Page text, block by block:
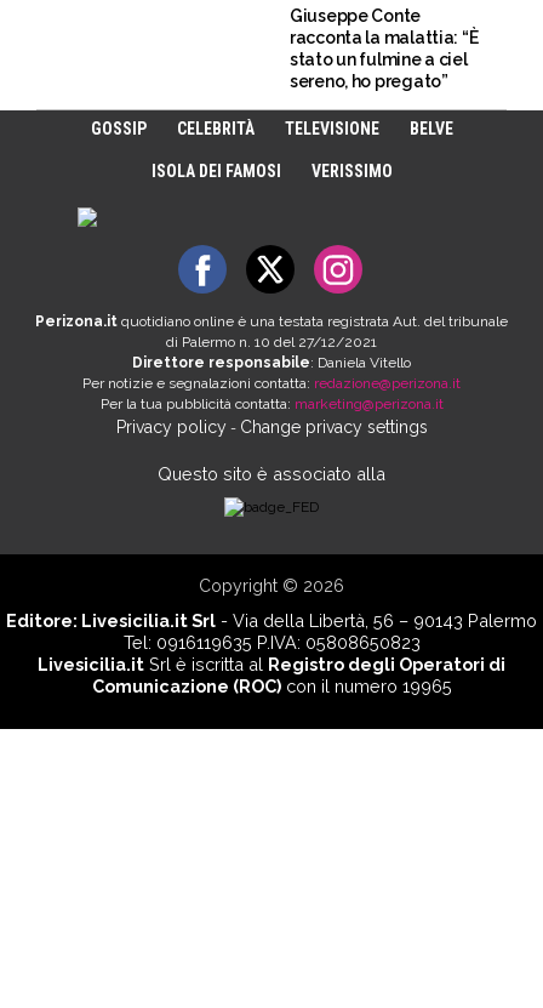
Giuseppe Conte
racconta la malattia: “È
stato un fulmine a ciel
sereno, ho pregato”
GOSSIP CELEBRITÀ TELEVISIONE BELVE
ISOLA DEI FAMOSI VERISSIMO
Perizona.it quotidiano online è una testata registrata Aut. del tribunale
di Palermo n. 10 del 27/12/2021
Direttore responsabile: Daniela Vitello
Per notizie e segnalazioni contatta: redazione@perizona.it
Per la tua pubblicità contatta: marketing@perizona.it
Privacy policy- Change privacy settings
Questo sito è associato alla
Copyright © 2026
Editore: Livesicilia.it Srl - Via della Libertà, 56 – 90143 Palermo
Tel: 0916119635 P.IVA: 05808650823
Livesicilia.it Srl è iscritta al Registro degli Operatori di
Comunicazione (ROC)con il numero 19965